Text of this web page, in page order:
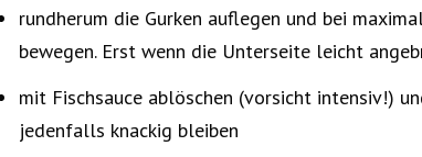
rundherum die Gurken auflegen und bei
bewegen. Erst wenn die Unterseite leicht
mit Fischsauce ablöschen (vorsicht intensiv!)
jedenfalls knackig bleiben